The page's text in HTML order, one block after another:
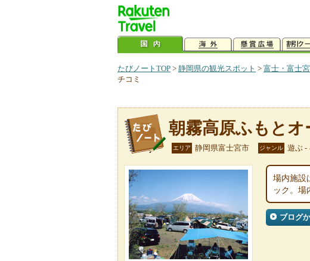
たびノートTOP > 静岡県の観光スポット > 富士・富士
チコミ
朝霧高原ふもと
エリア 静岡県富士宮市 ジャンル 遊ぶ -
場内施設
ック。場
ブログ